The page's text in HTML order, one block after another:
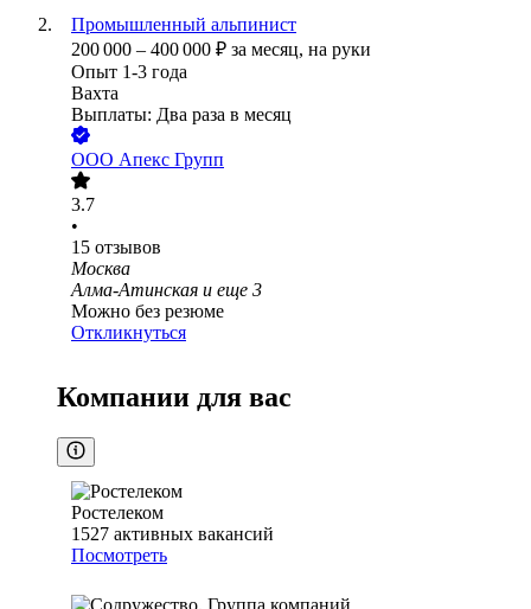
Промышленный альпинист
200 000 – 400 000 ₽ за месяц, на руки
Опыт 1-3 года
Вахта
Выплаты: Два раза в месяц
ООО Апекс Групп
3.7
•
15 отзывов
Москва
Алма-Атинская и еще 3
Можно без резюме
Откликнуться
Компании для вас
Ростелеком
1527 активных вакансий
Посмотреть